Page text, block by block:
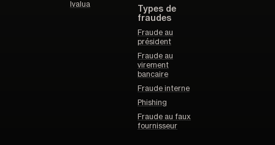
Ivalua
Types de
fraudes
Fraude au
président
Fraude au
virement
bancaire
Fraude interne
Phishing
Fraude au faux
fournisseur